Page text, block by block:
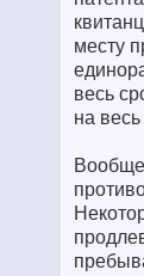
месту
весь
на весь
Вообще